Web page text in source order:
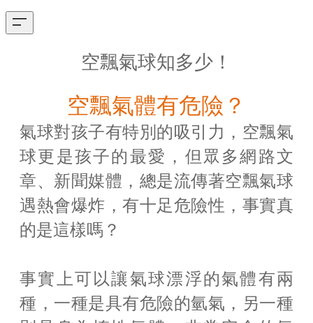
空飄氣球知多少！
空飄氣體有危險？
氣球對孩子有特別的吸引力，空飄氣
球更是孩子的最愛，但眾多網路文
章、新聞媒體，總是流傳著空飄氣球
遇熱會爆炸，有十足危險性，事實真
的是這樣嗎？
事實上可以讓氣球漂浮的氣體有兩
種，一種是具有危險的氫氣，另一種